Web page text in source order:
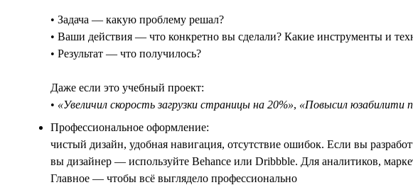
• Задача — какую проблему решал?
• Ваши действия — что конкретно вы сделали? Какие инструменты и
• Результат — что получилось?
Даже если это учебный проект:
• «Увеличил скорость загрузки страницы на 20%», «Повысил юзабилити
Профессиональное оформление:
чистый дизайн, удобная навигация, отсутствие ошибок. Если вы
вы дизайнер — используйте Behance или Dribbble. Для аналитиков,
Главное — чтобы всё выглядело профессионально